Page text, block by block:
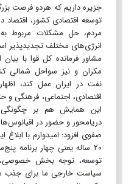
جزیره داریم که هردو فرصت
توسعه اقتصادی کشور، اقتصاد
مردم، حل مشکلات مربوط
انرژی‌های مختلف تجدیدپذیر
مشاور فرمانده کل قوا با
مکران و نیز سواحل
نفت در ایران عمل کند،
اقتصادی، اجتماعی، فرهنگی و
این همایش هم بر چگونگی
دریامحور و حضور در
۲۰ ساله یعنی چهار برنامه
توسعه، توجه بخش خصوصی،
سیاست خارجی ما برای جذب